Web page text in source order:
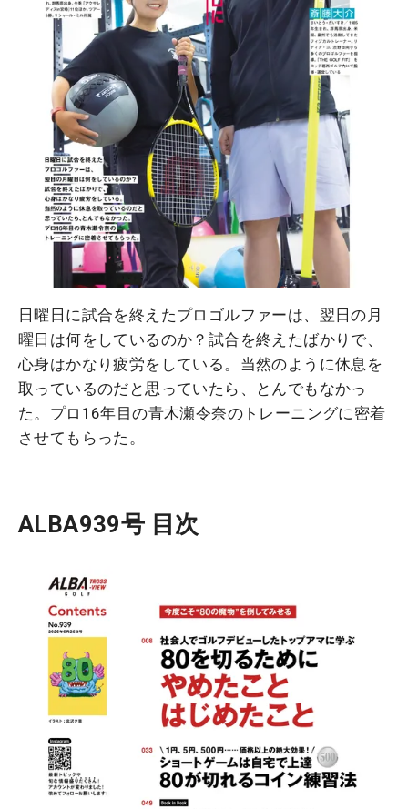
日曜日に試合を終えたプロゴルファーは、翌日の月
曜日は何をしているのか？試合を終えたばかりで、
心身はかなり疲労をしている。当然のように休息を
取っているのだと思っていたら、とんでもなかっ
た。プロ16年目の青木瀬令奈のトレーニングに密着
させてもらった。
ALBA939号 目次